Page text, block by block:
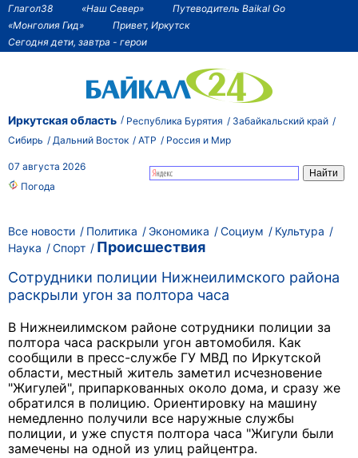
Глагол38 «Наш Север»
Путеводитель Baikal Go
«Монголия Гид»
Привет, Иркутск
Сегодня дети, завтра - герои
Иркутская область Республика Бурятия
Забайкальский край
Сибирь
Дальний Восток АТР Россия и Мир
07 августа 2026
Погода
Все новости Политика Экономика Социум
Культура
Наука
Спорт
Происшествия
Сотрудники полиции Нижнеилимского района
раскрыли угон за полтора часа
В Нижнеилимском районе сотрудники полиции за
полтора часа раскрыли угон автомобиля. Как
сообщили в пресс-службе ГУ МВД по Иркутской
области, местный житель заметил исчезновение
"Жигулей", припаркованных около дома, и сразу же
обратился в полицию. Ориентировку на машину
немедленно получили все наружные службы
полиции, и уже спустя полтора часа "Жигули были
замечены на одной из улиц райцентра.